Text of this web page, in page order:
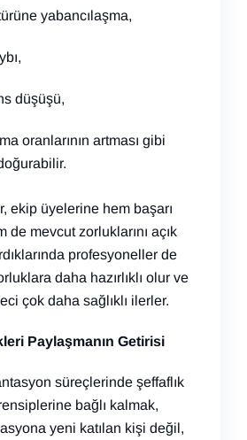
yabancılaşma,
düşüşü,
oranlarının artması gibi
ekip üyelerine hem başarı
de mevcut zorluklarını açık
profesyoneller de
daha hazırlıklı olur ve
çok daha sağlıklı ilerler.
Paylaşmanın Getirisi
süreçlerinde şeffaflık
bağlı kalmak,
yeni katılan kişi değil,